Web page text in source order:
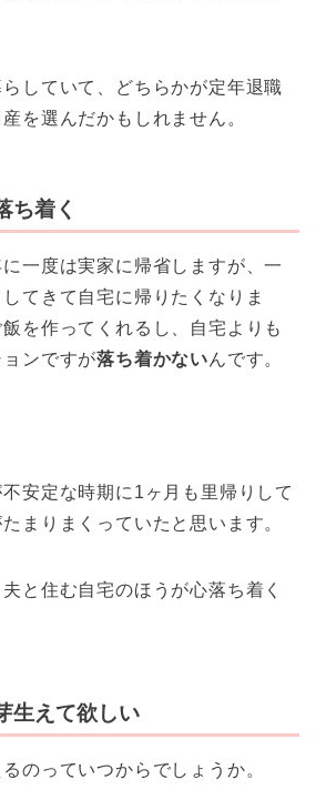
していて、どちらかが定年退職
を選んだかもしれません。
ち着く
一度は実家に帰省しますが、一
てきて自宅に帰りたくなりま
を作ってくれるし、自宅よりも
ンですが落ち着かないんです。
安定な時期に1ヶ月も里帰りして
まりまくっていたと思います。
と住む自宅のほうが心落ち着く
生えて欲しい
のっていつからでしょうか。